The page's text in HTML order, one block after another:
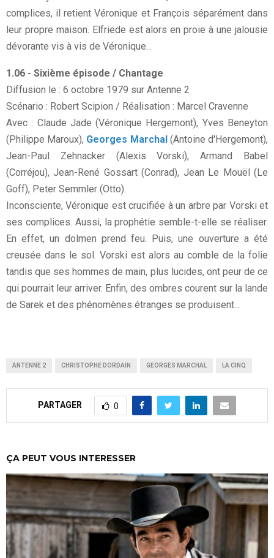
complices, il retient Véronique et François séparément dans
leur propre maison. Elfriede est alors en proie à une jalousie
dévorante vis à vis de Véronique...
1.06 - Sixième épisode / Chantage
Diffusion le : 6 octobre 1979 sur Antenne 2
Scénario : Robert Scipion / Réalisation : Marcel Cravenne
Avec : Claude Jade (Véronique Hergemont), Yves Beneyton
(Philippe Maroux), Georges Marchal(Antoine d'Hergemont),
Jean-Paul Zehnacker (Alexis Vorski), Armand Babel
(Corréjou), Jean-René Gossart (Conrad), Jean Le Mouël (Le
Goff), Peter Semmler (Otto).
Inconsciente, Véronique est crucifiée à un arbre par Vorski et
ses complices. Aussi, la prophétie semble-t-elle se réaliser.
En effet, un dolmen prend feu. Puis, une ouverture a été
creusée dans le sol. Vorski est alors au comble de la folie
tandis que ses hommes de main, plus lucides, ont peur de ce
qui pourrait leur arriver. Enfin, des ombres courent sur la lande
de Sarek et des phénomènes étranges se produisent...
ANTENNE 2 CHRISTOPHE DORDAIN GEORGES MARCHAL LA CINQ
PARTAGER 0
ÇA PEUT VOUS INTERESSER